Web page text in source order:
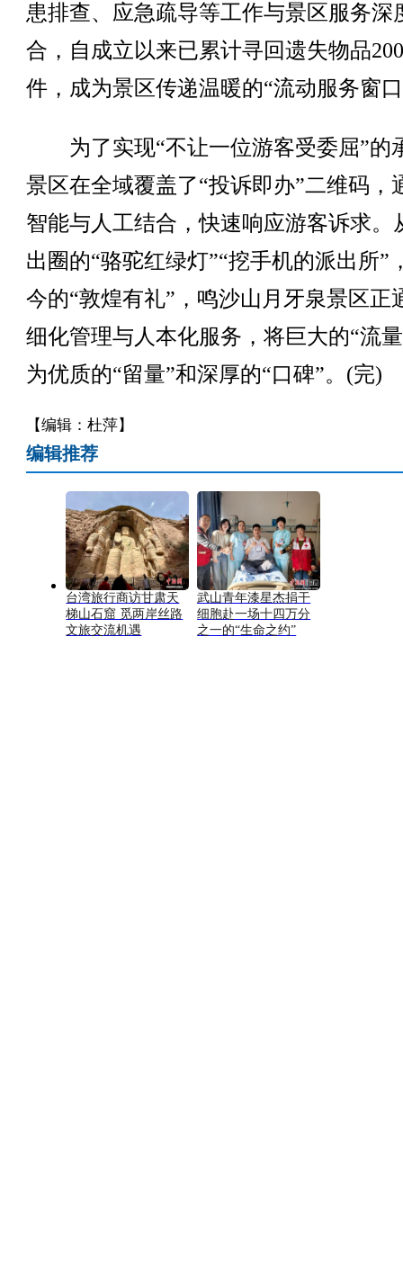
患排查、应急疏导等工作与景区服务深
合，自成立以来已累计寻回遗失物品
件，成为景区传递温暖的“流动服务窗
为了实现“不让一位游客受委屈”的
景区在全域覆盖了“投诉即办”二维码，
智能与人工结合，快速响应游客诉求。
出圈的“骆驼红绿灯”“挖手机的派出所”
今的“敦煌有礼”，鸣沙山月牙泉景区正
细化管理与人本化服务，将巨大的“流
为优质的“留量”和深厚的“口碑”。(完)
【编辑：杜萍】
编辑推荐
台湾旅行商访甘肃天
梯山石窟 觅两岸丝路
文旅交流机遇
武山青年漆星杰捐干
细胞赴一场十四万分
之一的“生命之约”